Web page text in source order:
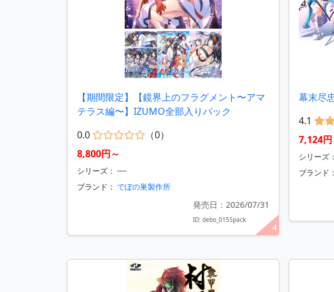
4
【期間限定】【鏡界上のフラグメント〜アマ
テラス編〜】IZUMO全部入りパック
0.0
（0）
8,800円～
シリーズ： ----
ブランド： でぼの巣製作所
発売日：2026/07/31
ID: debo_0155pack
幕末尽
4.1
7,124円
シリーズ
ブランド：